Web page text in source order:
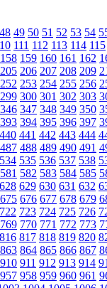
48 49 50 51 52 53 54
111 112 113 114 115
158 159 160 161 162
205 206 207 208 209
252 253 254 255 256
299 300 301 302 303
346 347 348 349 350
393 394 395 396 397
440 441 442 443 444
487 488 489 490 491
534 535 536 537 538
581 582 583 584 585
628 629 630 631 632
675 676 677 678 679
722 723 724 725 726
769 770 771 772 773
816 817 818 819 820
863 864 865 866 867
910 911 912 913 914
957 958 959 960 961